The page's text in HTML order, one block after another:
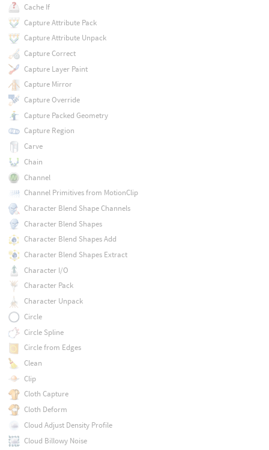
Cache If
Capture Attribute Pack
Capture Attribute Unpack
Capture Correct
Capture Layer Paint
Capture Mirror
Capture Override
Capture Packed Geometry
Capture Region
Carve
Chain
Channel
Channel Primitives from MotionClip
Character Blend Shape Channels
Character Blend Shapes
Character Blend Shapes Add
Character Blend Shapes Extract
Character I/O
Character Pack
Character Unpack
Circle
Circle Spline
Circle from Edges
Clean
Clip
Cloth Capture
Cloth Deform
Cloud Adjust Density Profile
Cloud Billowy Noise